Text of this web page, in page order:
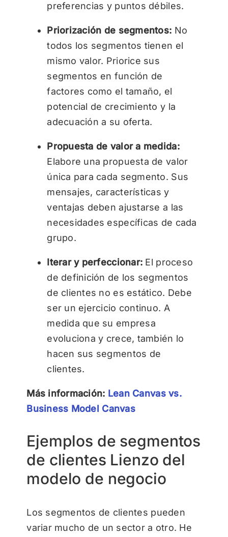
preferencias y puntos débiles.
Priorización de segmentos: No
todos los segmentos tienen el
mismo valor. Priorice sus
segmentos en función de
factores como el tamaño, el
potencial de crecimiento y la
adecuación a su oferta.
Propuesta de valor a medida:
Elabore una propuesta de valor
única para cada segmento. Sus
mensajes, características y
ventajas deben ajustarse a las
necesidades específicas de cada
grupo.
Iterar y perfeccionar: El proceso
de definición de los segmentos
de clientes no es estático. Debe
ser un ejercicio continuo. A
medida que su empresa
evoluciona y crece, también lo
hacen sus segmentos de
clientes.
Más información: Lean Canvas vs.
Business Model Canvas
Ejemplos de segmentos
de clientes Lienzo del
modelo de negocio
Los segmentos de clientes pueden
variar mucho de un sector a otro. He